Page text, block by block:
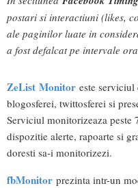
postari si interactiuni (likes,
ale paginilor luate in
a fost defalcat pe intervale
ZeList Monitor este
blogosferei, twittosferei si
Serviciul monitorizeaza peste
dispozitie alerte, rapoarte si
doresti sa-i monitorizezi.
fbMonitor prezinta intr-un